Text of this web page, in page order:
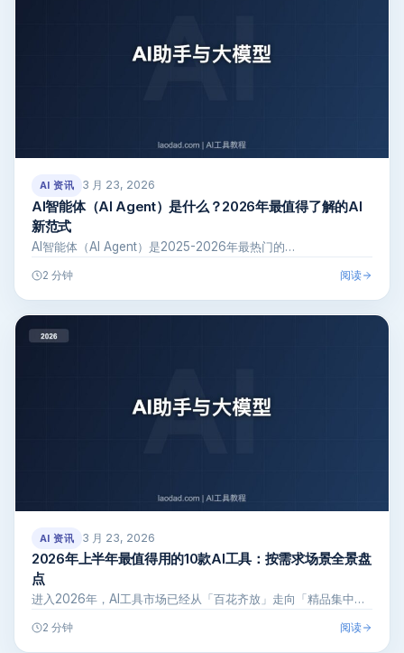
AI 资讯 3 月 23, 2026
AI智能体（AI Agent）是什么？2026年最值得了解的AI
新范式
AI智能体（AI Agent）是2025-2026年最热门的…
2 分钟 阅读
AI 资讯 3 月 23, 2026
2026年上半年最值得用的10款AI工具：按需求场景全景盘
点
进入2026年，AI工具市场已经从「百花齐放」走向「精品集中…
2 分钟 阅读